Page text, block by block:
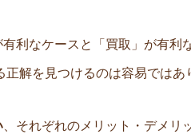
利なケースと「買取」が有利
解を見つけるのは容易ではあ
、それぞれのメリット・デメリ